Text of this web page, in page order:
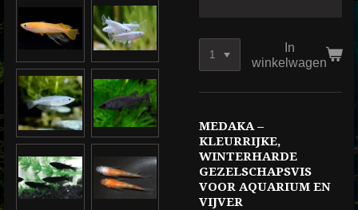
In
winkelwagen
MEDAKA –
KLEURRIJKE,
WINTERHARDE
GEZELSCHAPSVIS
VOOR AQUARIUM EN
VIJVER